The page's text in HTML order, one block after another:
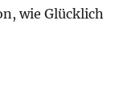
wie Glücklich